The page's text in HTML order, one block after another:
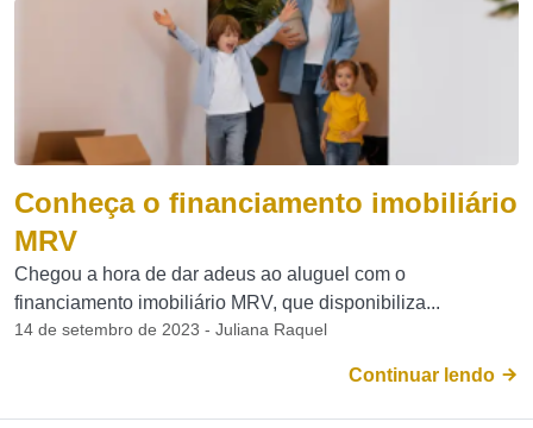
Conheça o financiamento imobiliário
MRV
Chegou a hora de dar adeus ao aluguel com o
financiamento imobiliário MRV, que disponibiliza...
14 de setembro de 2023 - Juliana Raquel
Continuar lendo